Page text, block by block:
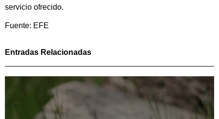
servicio ofrecido.
Fuente: EFE
Entradas Relacionadas